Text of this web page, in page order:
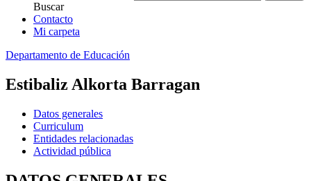
Buscar
Contacto
Mi carpeta
Departamento de Educación
Estibaliz Alkorta Barragan
Datos generales
Curriculum
Entidades relacionadas
Actividad pública